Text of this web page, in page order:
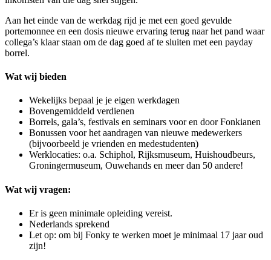
Aan het einde van de werkdag rijd je met een goed gevulde
portemonnee en een dosis nieuwe ervaring terug naar het pand waar
collega’s klaar staan om de dag goed af te sluiten met een payday
borrel.
Wat wij bieden
Wekelijks bepaal je je eigen werkdagen
Bovengemiddeld verdienen
Borrels, gala’s, festivals en seminars voor en door Fonkianen
Bonussen voor het aandragen van nieuwe medewerkers
(bijvoorbeeld je vrienden en medestudenten)
Werklocaties: o.a. Schiphol, Rijksmuseum, Huishoudbeurs,
Groningermuseum, Ouwehands en meer dan 50 andere!
Wat wij vragen:
Er is geen minimale opleiding vereist.
Nederlands sprekend
Let op: om bij Fonky te werken moet je minimaal 17 jaar oud
zijn!